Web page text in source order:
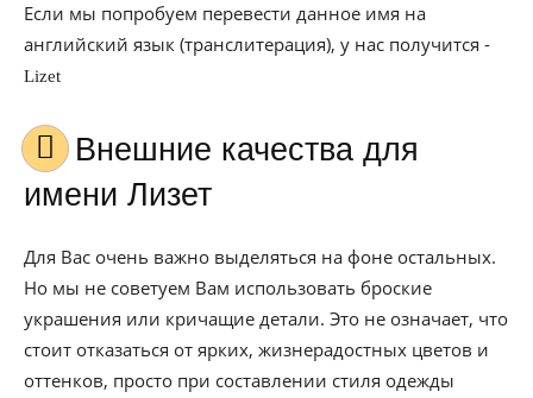
Если мы попробуем перевести данное имя на
английский язык (транслитерация), у нас получится -
Lizet
Внешние качества для
имени Лизет
Для Вас очень важно выделяться на фоне остальных.
Но мы не советуем Вам использовать броские
украшения или кричащие детали. Это не означает, что
стоит отказаться от ярких, жизнерадостных цветов и
оттенков, просто при составлении стиля одежды